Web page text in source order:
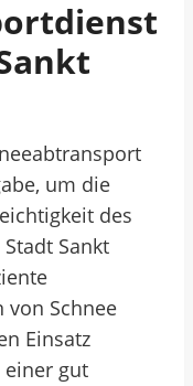
um die
des
Sankt
von Schnee
Einsatz
gut